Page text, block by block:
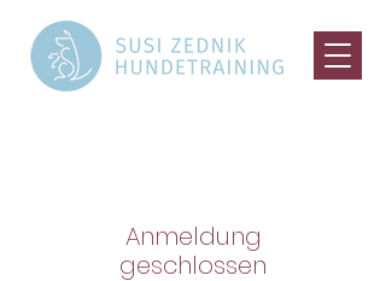
Anmeldung
geschlossen